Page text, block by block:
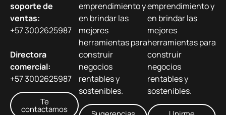
soporte de
ventas:
+57 3002625987
Directora
comercial:
+57 3002625987
Te
contactamos
emprendimiento y
en brindar las
mejores
herramientas para
construir
negocios
rentables y
sostenibles.
emprendimiento y
en brindar las
mejores
herramientas para
construir
negocios
rentables y
sostenibles.